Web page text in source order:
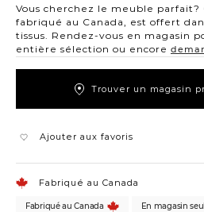
Vous cherchez le meuble parfait?
fabriqué au Canada, est offert
tissus. Rendez-vous en magasin
entière sélection ou encore
Trouver un magasin
Ajouter aux favoris
Fabriqué au Canada
Fabriqué au Canada En magasin